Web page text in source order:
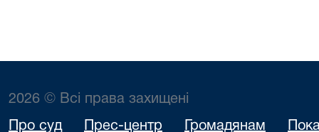
2026 © Всі права захищені
Про суд Прес-центр Громадянам